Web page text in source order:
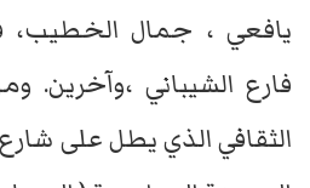
يافعي ، جمال الخطيب،
فارع الشيباني ،وآخرين.
الثقافي الذي يطل على